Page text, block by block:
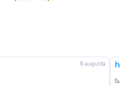
6. augusta
Super